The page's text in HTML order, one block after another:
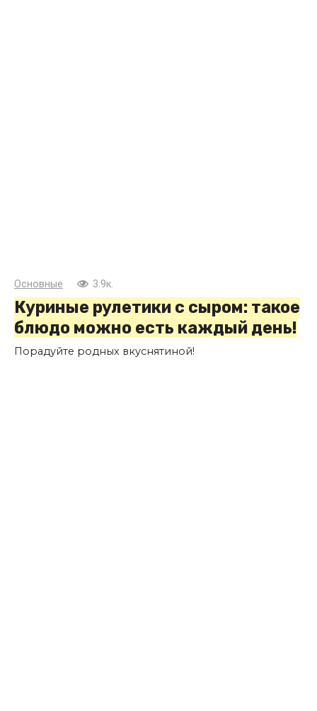
Основные 3.9к.
Куриные рулетики с сыром: такое
блюдо можно есть каждый день!
Порадуйте родных вкуснятиной!